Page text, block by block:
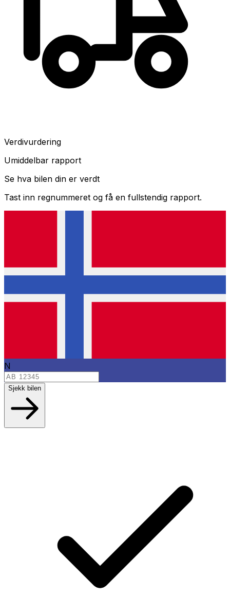
Verdivurdering
Umiddelbar rapport
Se hva bilen din er verdt
Tast inn regnummeret og få en fullstendig rapport.
N
Sjekk bilen